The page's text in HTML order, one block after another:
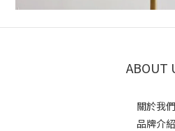
ABOUT
關於我們
品牌介紹